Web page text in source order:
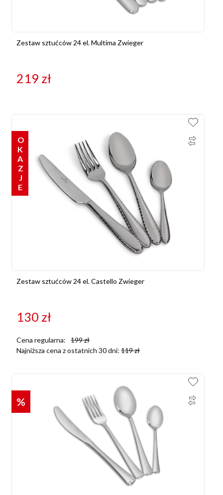
Zestaw sztućców 24 el. Multima Zwieger
219 zł
OKAZJE
Zestaw sztućców 24 el. Castello Zwieger
130 zł
Cena regularna: 199zł
Najniższa cena z ostatnich 30 dni:119zł
%